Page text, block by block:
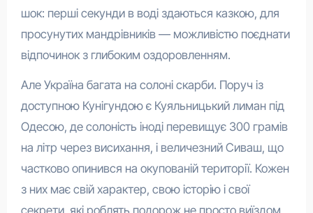
шок: перші секунди в воді здаються казкою, для
просунутих мандрівників — можливістю поєднати
відпочинок з глибоким оздоровленням.
Але Україна багата на солоні скарби. Поруч із
доступною Кунігундою є Куяльницький лиман під
Одесою, де солоність іноді перевищує 300 грамів
на літр через висихання, і величезний Сиваш, що
частково опинився на окупованій території. Кожен
з них має свій характер, свою історію і свої
секрети, які роблять подорож не просто виїздом